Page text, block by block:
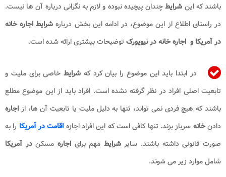
باشند که این شرایطچندان پیچیده نبوده و لازم به نگرانی درباره آن ها نیست.
در راستای اطلاع از این موضوع، در ادامه این بخش درباره شرایط اجاره خانه
در آمریکا و اجاره خانه در نیویورک توضیحات بیشتری ارائه شده است.
در ابتدا باید این موضوع را بیان کرد که شرایطخاصی برای ملیت و
تابعیت اصلی افراد در نظر گرفته نشده است. افراد باید از این موضوع مطلع
باشند که هیچ فردی نمی تواند، تنها به دلیل ملیت یا تابعیت آن ها، از اجاره
دادنخانه سرباز بزند. تنها کافی است که این افراد اجازه اقامت در آمریکا را به
صورت قانونی داشته باشند. سایرشرایط مهم برایاجاره مسکندر آمریکا
شامل موارد زیر می شوند.